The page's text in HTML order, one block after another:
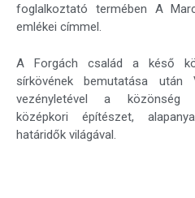
foglalkoztató termében A
emlékei címmel.
A Forgách család a késő
sírkövének bemutatása után
vezényletével a közönség
középkori építészet,
határidők világával.